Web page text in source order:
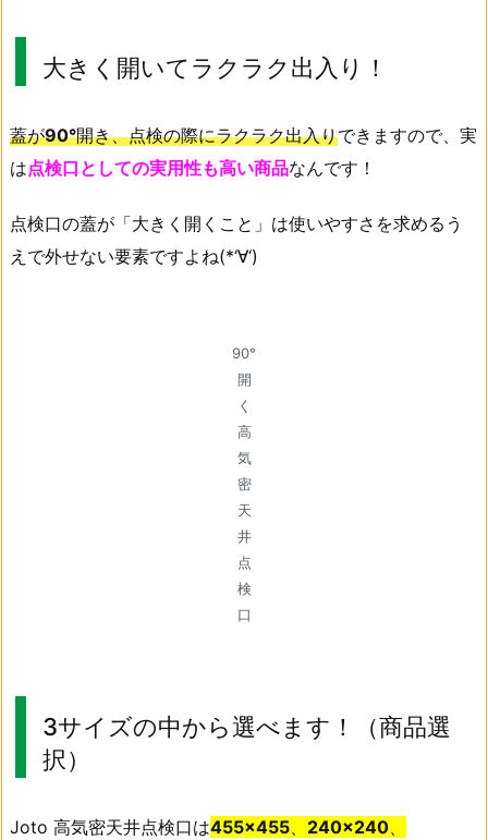
大きく開いてラクラク出入り！
蓋が90°開き、点検の際にラクラク出入りできますので、実
は点検口としての実用性も高い商品なんです！
点検口の蓋が「大きく開くこと」は使いやすさを求めるう
えで外せない要素ですよね(*‘∀‘)
90°
開
く
高
気
密
天
井
点
検
口
3サイズの中から選べます！（商品選
択）
Joto 高気密天井点検口は455×455、 240×240、